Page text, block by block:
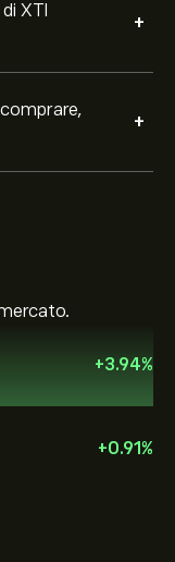
XTI
+
+
+3.94%
+0.91%